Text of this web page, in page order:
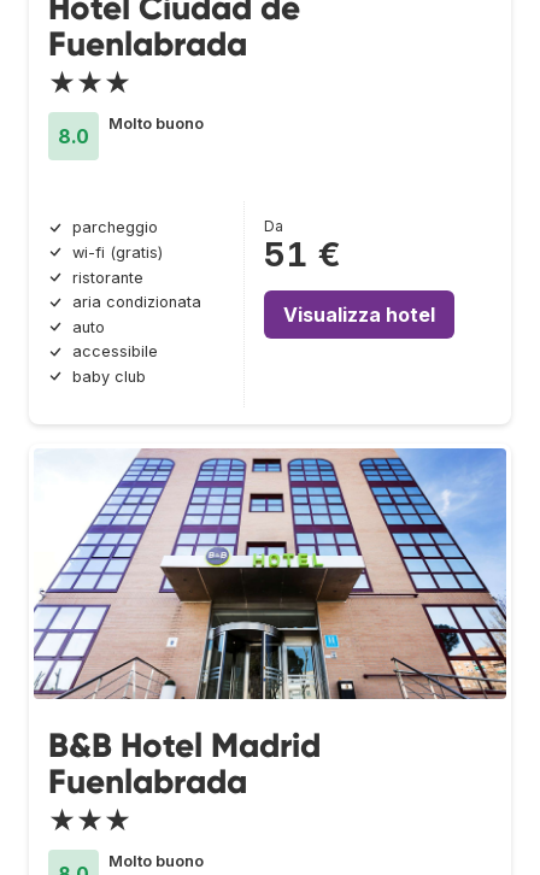
Fuenlabrada
★★★
8.0
Molto buono
parcheggio
wi-fi (gratis)
ristorante
aria condizionata
auto
accessibile
baby club
Da
51 €
Visualizza hotel
B&B Hotel Madrid
Fuenlabrada
★★★
Molto buono